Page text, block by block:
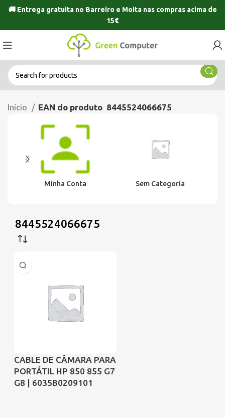
🚚 Entrega gratuita no Barreiro e Moitanas compras acima de
15€
Início EAN do produto 8445524066675
Minha Conta Sem Categoria
8445524066675
CABLE DE CÂMARA PARA
PORTÁTIL HP 850 855 G7
G8 | 6035B0209101